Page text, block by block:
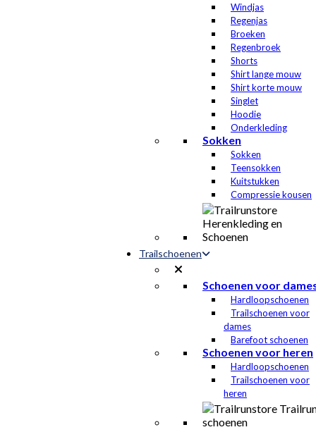
Windjas
Regenjas
Broeken
Regenbroek
Shorts
Shirt lange mouw
Shirt korte mouw
Singlet
Hoodie
Onderkleding
Sokken
Sokken
Teensokken
Kuitstukken
Compressie kousen
Trailschoenen
Schoenen voor
Hardloopschoenen
Trailschoenen voor
dames
Barefoot schoenen
Schoenen voor heren
Hardloopschoenen
Trailschoenen voor
heren